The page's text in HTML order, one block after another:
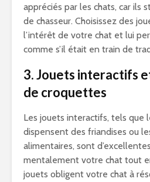
appréciés par les chats, car ils
de chasseur. Choisissez des
l’intérêt de votre chat et lui
comme s’il était en train de
3. Jouets interactifs
de croquettes
Les jouets interactifs, tels que
dispensent des friandises ou
alimentaires, sont
mentalement votre chat tout
jouets obligent votre chat à